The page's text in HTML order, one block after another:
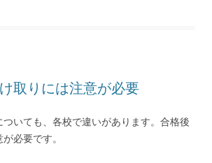
取りには注意が必要
いても、各校で違いがあります。合格後
必要です。